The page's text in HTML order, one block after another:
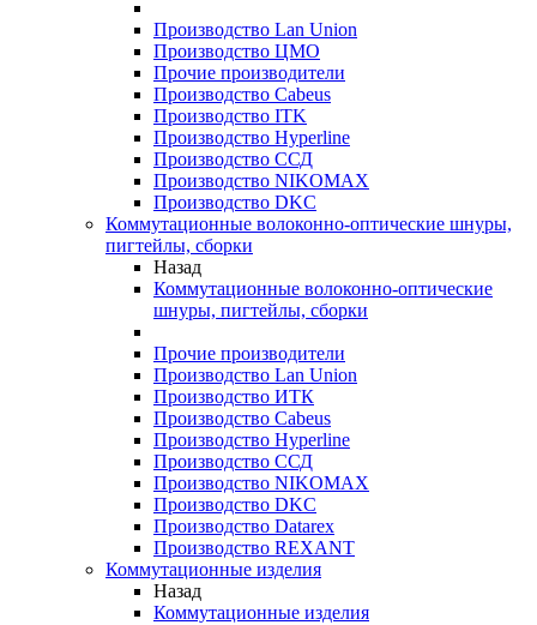
Производство Lan Union
Производство ЦМО
Прочие производители
Производство Cabeus
Производство ITK
Производство Hyperline
Производство ССД
Производство NIKOMAX
Производство DKC
Коммутационные волоконно-оптические шнуры,
пигтейлы, сборки
Назад
Коммутационные волоконно-оптические
шнуры, пигтейлы, сборки
Прочие производители
Производство Lan Union
Производство ИТК
Производство Cabeus
Производство Hyperline
Производство ССД
Производство NIKOMAX
Производство DKC
Производство Datarex
Производство REXANT
Коммутационные изделия
Назад
Коммутационные изделия